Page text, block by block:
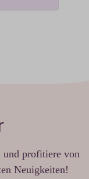
und profitiere von
Neuigkeiten!